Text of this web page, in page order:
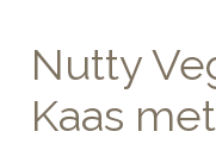
Nutty
Kaas